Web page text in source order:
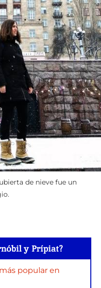
de nieve fue un
y Prípiat?
popular en